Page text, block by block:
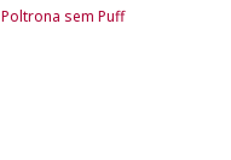
Poltrona sem Puff